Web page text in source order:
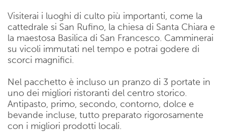
Visiterai i luoghi di culto più importanti, come la
cattedrale si San Rufino, la chiesa di Santa Chiara e
la maestosa Basilica di San Francesco. Camminerai
su vicoli immutati nel tempo e potrai godere di
scorci magnifici.
Nel pacchetto è incluso un pranzo di 3 portate in
uno dei migliori ristoranti del centro storico.
Antipasto, primo, secondo, contorno, dolce e
bevande incluse, tutto preparato rigorosamente
con i migliori prodotti locali.